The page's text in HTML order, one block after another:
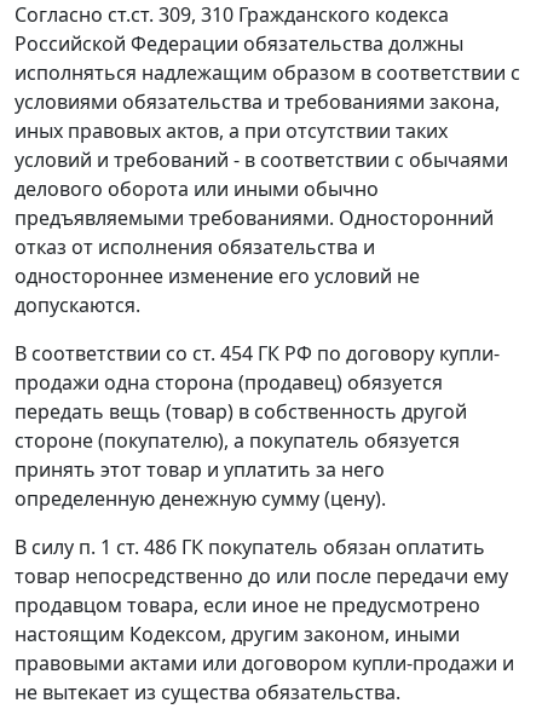
Согласно ст.ст. 309, 310 Гражданского кодекса
Российской Федерации обязательства должны
исполняться надлежащим образом в соответствии с
условиями обязательства и требованиями закона,
иных правовых актов, а при отсутствии таких
условий и требований - в соответствии с обычаями
делового оборота или иными обычно
предъявляемыми требованиями. Односторонний
отказ от исполнения обязательства и
одностороннее изменение его условий не
допускаются.
В соответствии со ст. 454 ГК РФ по договору купли-
продажи одна сторона (продавец) обязуется
передать вещь (товар) в собственность другой
стороне (покупателю), а покупатель обязуется
принять этот товар и уплатить за него
определенную денежную сумму (цену).
В силу п. 1 ст. 486 ГК покупатель обязан оплатить
товар непосредственно до или после передачи ему
продавцом товара, если иное не предусмотрено
настоящим Кодексом, другим законом, иными
правовыми актами или договором купли-продажи и
не вытекает из существа обязательства.